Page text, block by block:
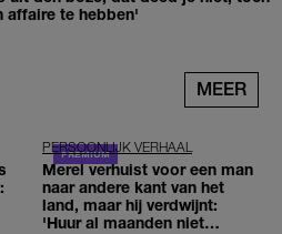
affaire te hebben'
MEER
PERSOONLIJK VERHAAL
Merel verhuist voor een man
naar andere kant van het
land, maar hij verdwijnt:
'Huur al maanden niet